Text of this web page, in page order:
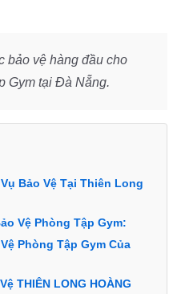
bảo vệ hàng đầu cho
Gym tại Đà Nẵng.
Bảo Vệ Tại Thiên Long
Vệ Phòng Tập Gym:
Phòng Tập Gym Của
THIÊN LONG HOÀNG